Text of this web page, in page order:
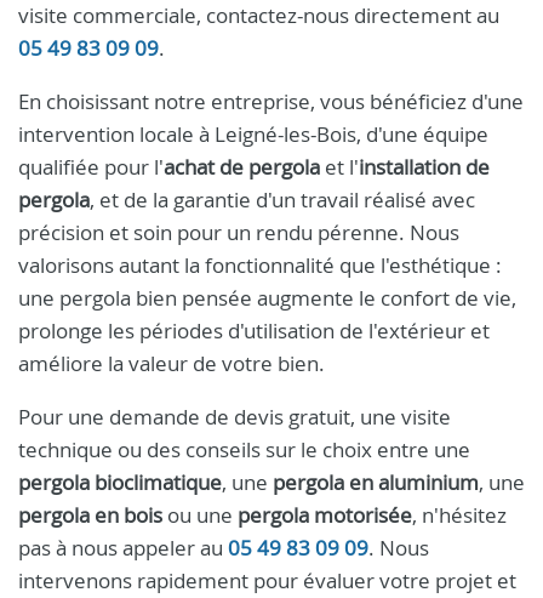
visite commerciale, contactez-nous directement au
05 49 83 09 09.
En choisissant notre entreprise, vous bénéficiez d'une
intervention locale à Leigné-les-Bois, d'une équipe
qualifiée pour l'achat de pergola et l'installation de
pergola, et de la garantie d'un travail réalisé avec
précision et soin pour un rendu pérenne. Nous
valorisons autant la fonctionnalité que l'esthétique :
une pergola bien pensée augmente le confort de vie,
prolonge les périodes d'utilisation de l'extérieur et
améliore la valeur de votre bien.
Pour une demande de devis gratuit, une visite
technique ou des conseils sur le choix entre une
pergola bioclimatique, une pergola en aluminium, une
pergola en bois ou une pergola motorisée, n'hésitez
pas à nous appeler au 05 49 83 09 09. Nous
intervenons rapidement pour évaluer votre projet et